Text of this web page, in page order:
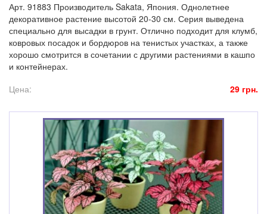
Арт. 91883 Производитель Sakata, Япония. Однолетнее
декоративное растение высотой 20-30 см. Серия выведена
специально для высадки в грунт. Отлично подходит для клумб,
ковровых посадок и бордюров на тенистых участках, а также
хорошо смотрится в сочетании с другими растениями в кашпо
и контейнерах.
Цена:
29 грн.